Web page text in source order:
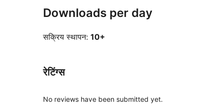
Downloads per day
सक्रिय स्थापन: 10+
रेटिंग्स
No reviews have been submitted yet.